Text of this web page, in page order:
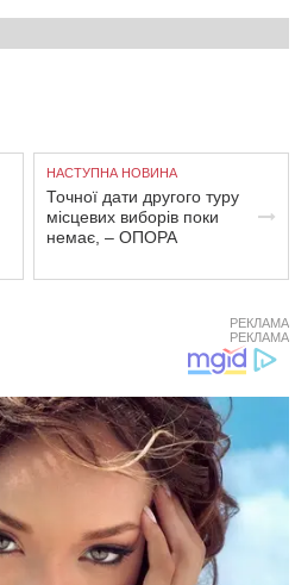
НАСТУПНА НОВИНА
Точної дати другого туру
місцевих виборів поки
немає, – ОПОРА
РЕКЛАМА
РЕКЛАМА